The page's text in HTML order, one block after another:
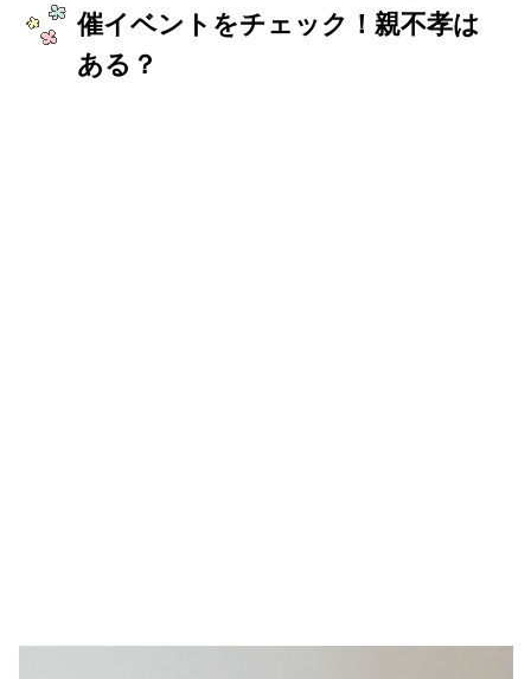
催イベントをチェック！親不孝は
ある？